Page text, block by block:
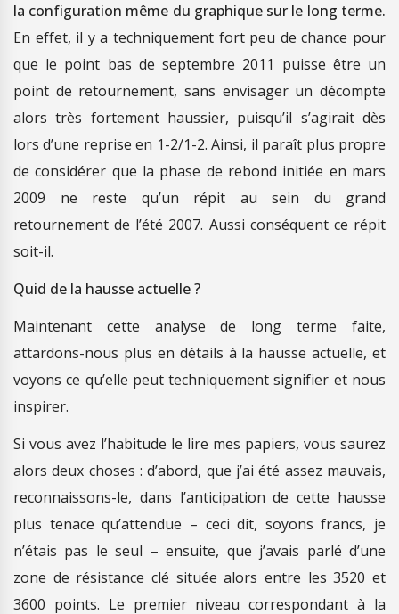
la configuration même du graphique sur le long terme.
En effet, il y a techniquement fort peu de chance pour
que le point bas de septembre 2011 puisse être un
point de retournement, sans envisager un décompte
alors très fortement haussier, puisqu’il s’agirait dès
lors d’une reprise en 1-2/1-2. Ainsi, il paraît plus propre
de considérer que la phase de rebond initiée en mars
2009 ne reste qu’un répit au sein du grand
retournement de l’été 2007. Aussi conséquent ce répit
soit-il.
Quid de la hausse actuelle ?
Maintenant cette analyse de long terme faite,
attardons-nous plus en détails à la hausse actuelle, et
voyons ce qu’elle peut techniquement signifier et nous
inspirer.
Si vous avez l’habitude le lire mes papiers, vous saurez
alors deux choses : d’abord, que j’ai été assez mauvais,
reconnaissons-le, dans l’anticipation de cette hausse
plus tenace qu’attendue – ceci dit, soyons francs, je
n’étais pas le seul – ensuite, que j’avais parlé d’une
zone de résistance clé située alors entre les 3520 et
3600 points. Le premier niveau correspondant à la